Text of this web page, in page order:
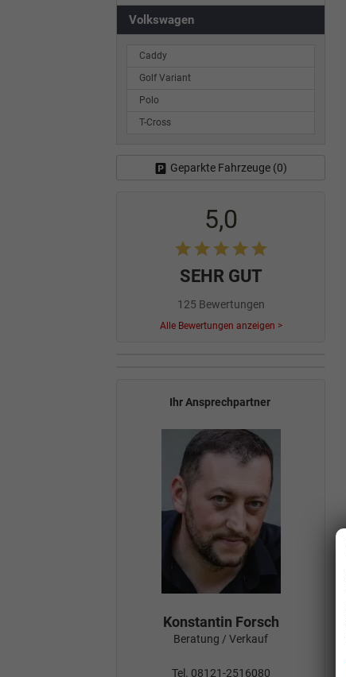
Volkswagen
Caddy
Golf Variant
Polo
T-Cross
Geparkte Fahrzeuge (0)
5,0
SEHR GUT
125 Bewertungen
Alle Bewertungen anzeigen >
Ihr Ansprechpartner
Konstantin Forsch
Beratung / Verkauf
Tel. 08121-2516080